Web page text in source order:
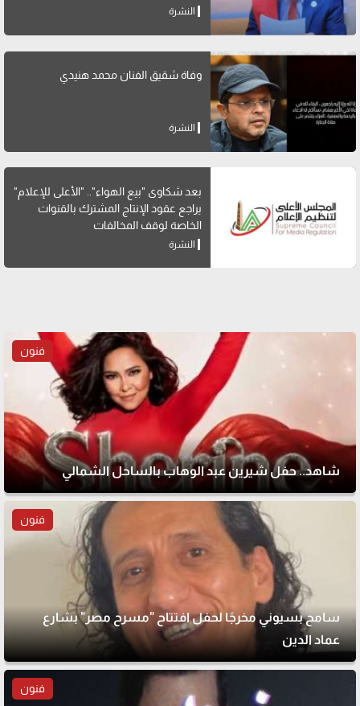
النشرة
وفاة شقيق الفنان محمد هنيدي
النشرة
بعد شكاوى "بيع الهواء".. "الأعلى للإعلام"
يراجع عقود الإنتاج المشترك بالقنوات
الخاصة لوقف المخالفات
النشرة
فنون
شاهد.. حفل شيرين عبد الوهاب بالساحل الشمالي
فنون
سامح بسيوني مخرجًا لحفل افتتاح "مسرح مصر" بشارع
عماد الدين
فنون